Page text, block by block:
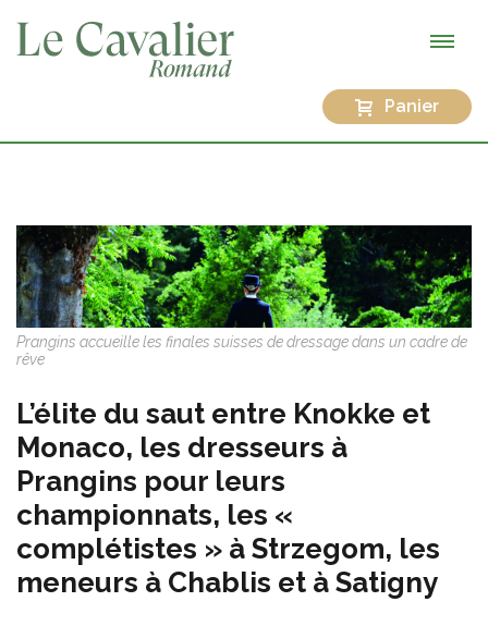
Panier
Prangins accueille les finales suisses de dressage dans un cadre de
rêve
L’élite du saut entre Knokke et
Monaco, les dresseurs à
Prangins pour leurs
championnats, les «
complétistes » à Strzegom, les
meneurs à Chablis et à Satigny